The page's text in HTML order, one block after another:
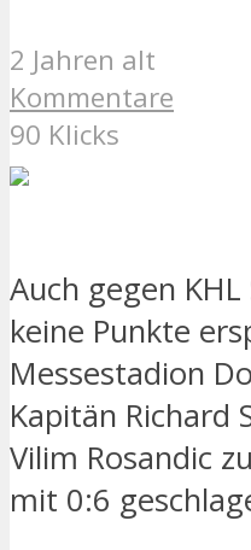
2 Jahren alt
Kommentare
90 Klicks
Auch gegen
keine Punkte
Messestadion
Kapitän
Vilim Rosandic
mit 0:6